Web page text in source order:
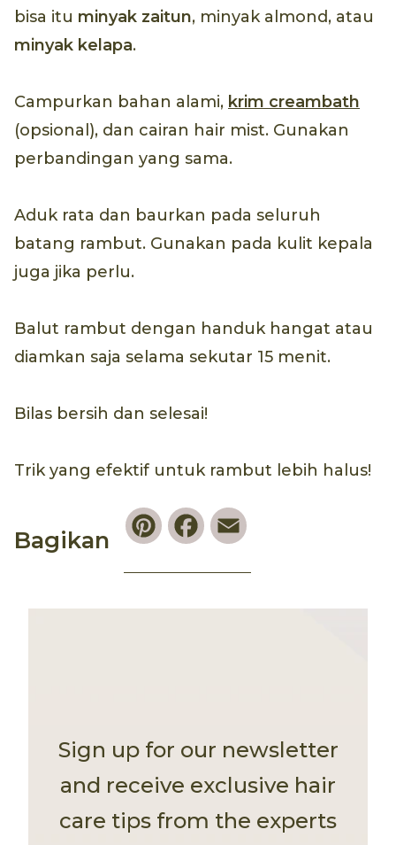
bisa itu minyak zaitun, minyak almond, atau
minyak kelapa.
Campurkan bahan alami, krim creambath
(opsional), dan cairan hair mist. Gunakan
perbandingan yang sama.
Aduk rata dan baurkan pada seluruh
batang rambut. Gunakan pada kulit kepala
juga jika perlu.
Balut rambut dengan handuk hangat atau
diamkan saja selama sekutar 15 menit.
Bilas bersih dan selesai!
Trik yang efektif untuk rambut lebih halus!
Bagikan
PinterestFacebook
Sign up for our newsletter
and receive exclusive hair
care tips from the experts